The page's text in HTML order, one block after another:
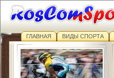
ГЛАВНАЯ ВИДЫ СПОРТА